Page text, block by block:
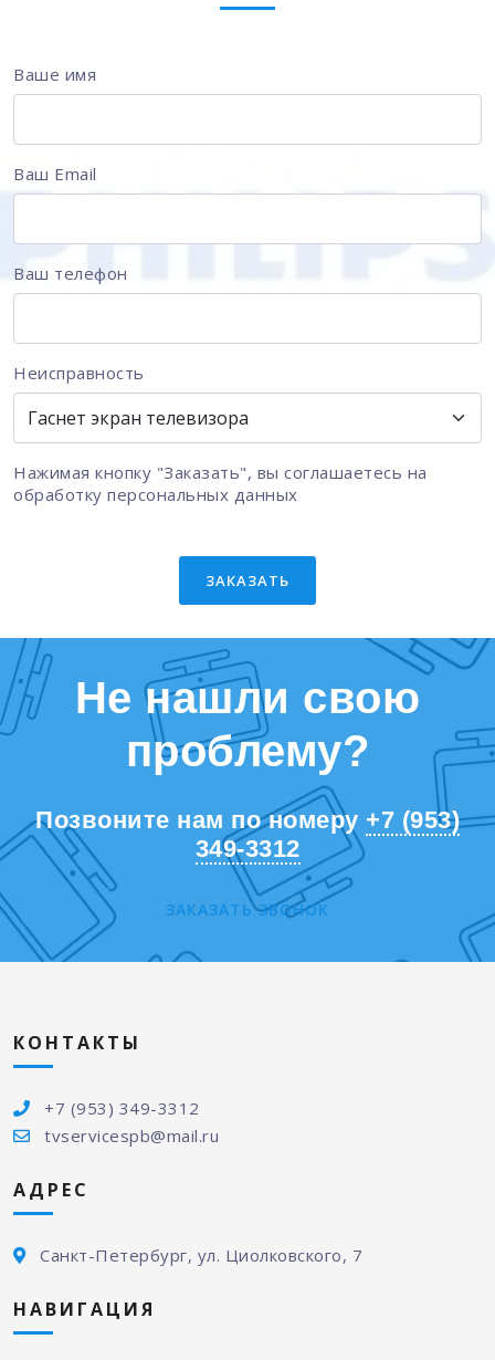
Ваше имя
Ваш Email
Ваш телефон
Неисправность
Нажимая кнопку "Заказать", вы соглашаетесь на
обработку персональных данных
ЗАКАЗАТЬ
Не нашли свою
проблему?
Позвоните нам по номеру +7 (953)
349-3312
ЗАКАЗАТЬ ЗВОНОК
КОНТАКТЫ
+7 (953) 349-3312
tvservicespb@mail.ru
АДРЕС
Санкт-Петербург, ул. Циолковского, 7
НАВИГАЦИЯ